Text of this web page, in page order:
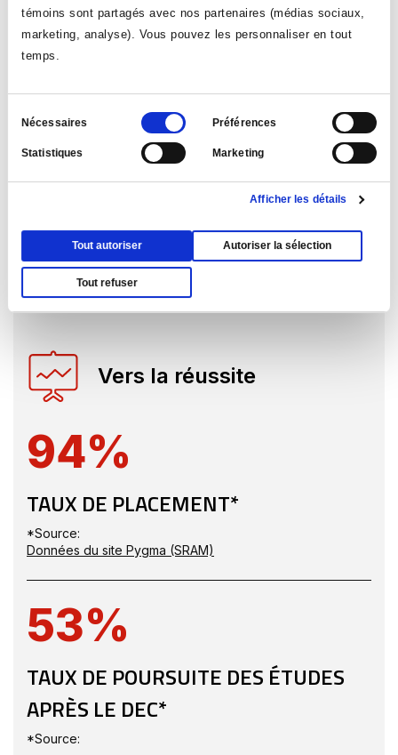
témoins sont partagés avec nos partenaires (médias sociaux,
marketing, analyse). Vous pouvez les personnaliser en tout
temps.
Sélection
consentement
Nécessaires Préférences
Statistiques Marketing
Afficher les détails
Tout autoriser Autoriser la sélection
Tout refuser
Vers la réussite
94%
TAUX DE PLACEMENT*
*Source:
Données du site Pygma (SRAM)
s'ouvrira
53%
TAUX DE POURSUITE DES ÉTUDES
APRÈS LE DEC*
*Source: